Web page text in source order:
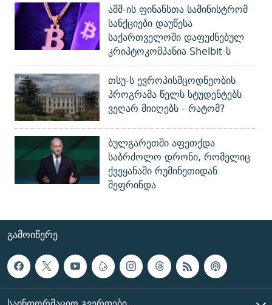
აშშ-ის ფინანსთა სამინისტრომ
სანქციები დაუწესა
საქართველოში დაფუძნებულ
კრიპტოკომპანია Shelbit-ს
თსუ-ს ევროპისმცოდნეობის
პროგრამა წელს სტუდენტებს
ვეღარ მიიღებს - რატომ?
ბულგარეთში აფეთქდა
საბრძოლო დრონი, რომელიც
ქვეყანაში რუმინეთიდან
შეფრინდა
ᲒᲐᲛᲝᲘᲬᲔᲠᲔ